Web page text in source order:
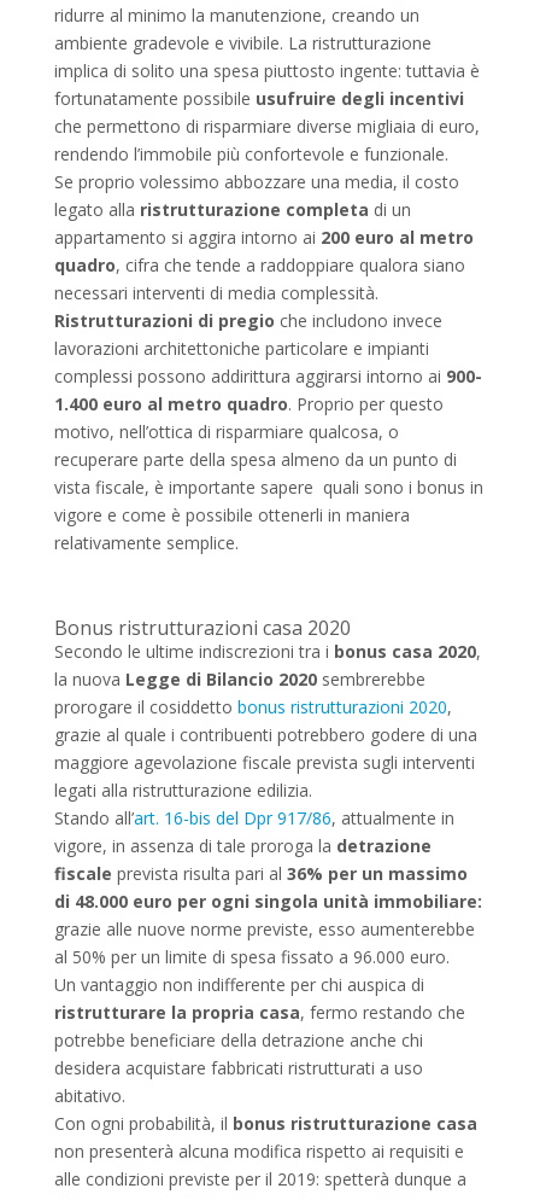
ridurre al minimo la manutenzione, creando un
ambiente gradevole e vivibile. La ristrutturazione
implica di solito una spesa piuttosto ingente: tuttavia è
fortunatamente possibile usufruire degli incentivi
che permettono di risparmiare diverse migliaia di euro,
rendendo l’immobile più confortevole e funzionale.
Se proprio volessimo abbozzare una media, il costo
legato alla ristrutturazione completa di un
appartamento si aggira intorno ai 200 euro al metro
quadro, cifra che tende a raddoppiare qualora siano
necessari interventi di media complessità.
Ristrutturazioni di pregio che includono invece
lavorazioni architettoniche particolare e impianti
complessi possono addirittura aggirarsi intorno ai 900-
1.400 euro al metro quadro. Proprio per questo
motivo, nell’ottica di risparmiare qualcosa, o
recuperare parte della spesa almeno da un punto di
vista fiscale, è importante sapere quali sono i bonus in
vigore e come è possibile ottenerli in maniera
relativamente semplice.
Bonus ristrutturazioni casa 2020
Secondo le ultime indiscrezioni tra i bonus casa 2020,
la nuova Legge di Bilancio 2020 sembrerebbe
prorogare il cosiddetto bonus ristrutturazioni 2020,
grazie al quale i contribuenti potrebbero godere di una
maggiore agevolazione fiscale prevista sugli interventi
legati alla ristrutturazione edilizia.
Stando all’art. 16-bis del Dpr 917/86, attualmente in
vigore, in assenza di tale proroga la detrazione
fiscale prevista risulta pari al 36% per un massimo
di 48.000 euro per ogni singola unità immobiliare:
grazie alle nuove norme previste, esso aumenterebbe
al 50% per un limite di spesa fissato a 96.000 euro.
Un vantaggio non indifferente per chi auspica di
ristrutturare la propria casa, fermo restando che
potrebbe beneficiare della detrazione anche chi
desidera acquistare fabbricati ristrutturati a uso
abitativo.
Con ogni probabilità, il bonus ristrutturazione casa
non presenterà alcuna modifica rispetto ai requisiti e
alle condizioni previste per il 2019: spetterà dunque a